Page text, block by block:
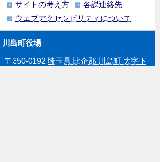
サイトの考え方
各課連絡先
ウェブアクセシビリティについて
川島町役場
〒350-0192 埼玉県 比企郡 川島町 大字下